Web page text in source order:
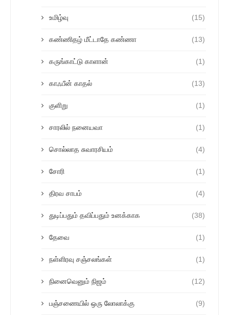
உமிழ்வு (15)
கண்ணிதழ் மீட்டாதே கண்ணா (13)
கருங்காட்டு காளான் (1)
காஃபீன் காதல் (13)
குளிறு (1)
சாரலில் நனையவா (1)
சொல்லாத சுவாரசியம் (4)
சோரி (1)
திரவ சாபம் (4)
துடிப்பதும் தவிப்பதும் உனக்காக (38)
தேவை (1)
நள்ளிரவு சஞ்சலங்கள் (1)
நினைவெனும் நிஜம் (12)
பஞ்சணையில் ஒரு லோலாக்கு (9)